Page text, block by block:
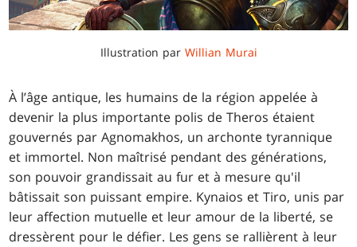
Illustration par Willian Murai
À l’âge antique, les humains de la région appelée à
devenir la plus importante polis de Theros étaient
gouvernés par Agnomakhos, un archonte tyrannique
et immortel. Non maîtrisé pendant des générations,
son pouvoir grandissait au fur et à mesure qu'il
bâtissait son puissant empire. Kynaios et Tiro, unis par
leur affection mutuelle et leur amour de la liberté, se
dressèrent pour le défier. Les gens se rallièrent à leur